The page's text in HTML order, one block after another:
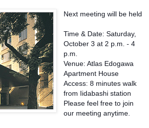
Next meeting will be held
Time & Date: Saturday,
October 3 at 2 p.m. - 4
p.m.
Venue: Atlas Edogawa
Apartment House
Access: 8 minutes walk
from Iidabashi station
Please feel free to join
our meeting anytime.